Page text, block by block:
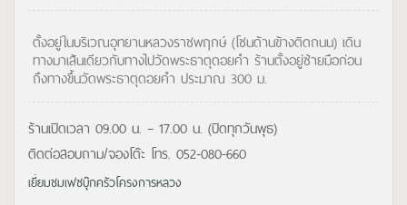
ตั้งอยู่ในบริเวณอุทยานหลวงราชพฤกษ์ (โซนด้านข้างติดถนน) เดิน
ทางมาเส้นเดียวกับทางไปวัดพระธาตุดอยคำ ร้านตั้งอยู่ซ้ายมือก่อน
ถึงทางขึ้นวัดพระธาตุดอยคำ ประมาณ 300 ม.
ร้านเปิดเวลา 09.00 น. – 17.00 น. (ปิดทุกวันพุธ)
ติดต่อสอบถาม/จองโต๊ะ โทร. 052-080-660
เยี่ยมชมเฟซบุ๊กครัวโครงการหลวง